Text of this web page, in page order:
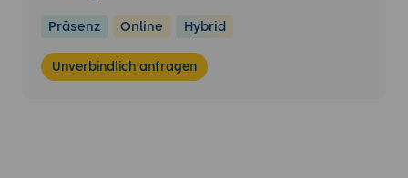
Präsenz Online Hybrid
Unverbindlich anfragen